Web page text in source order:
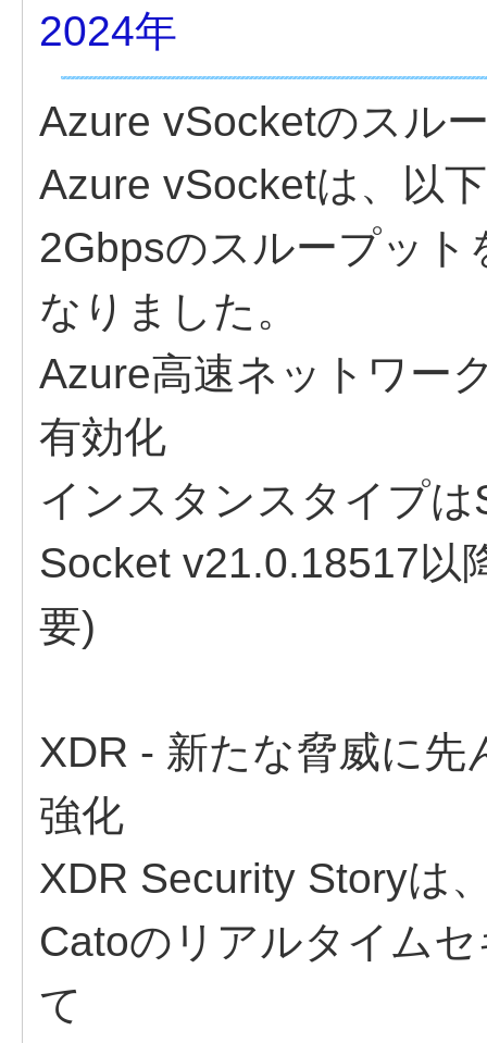
2024年
Azure vSocketのスル
Azure vSocketは、以
2Gbpsのスループッ
なりました。
Azure高速ネットワー
有効化
インスタンスタイプ
Socket v21.0.18517以
要)
XDR - 新たな脅威に
強化
XDR Security Storyは
Catoのリアルタイム
て